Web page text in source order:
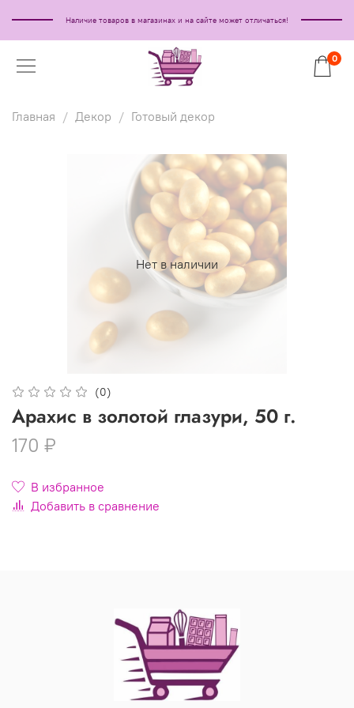
Наличие товаров в магазинах и на сайте может отличаться!
0
Главная Декор Готовый декор
Нет в наличии
(0)
Арахис в золотой глазури, 50 г.
170 ₽
В избранное
Добавить в сравнение